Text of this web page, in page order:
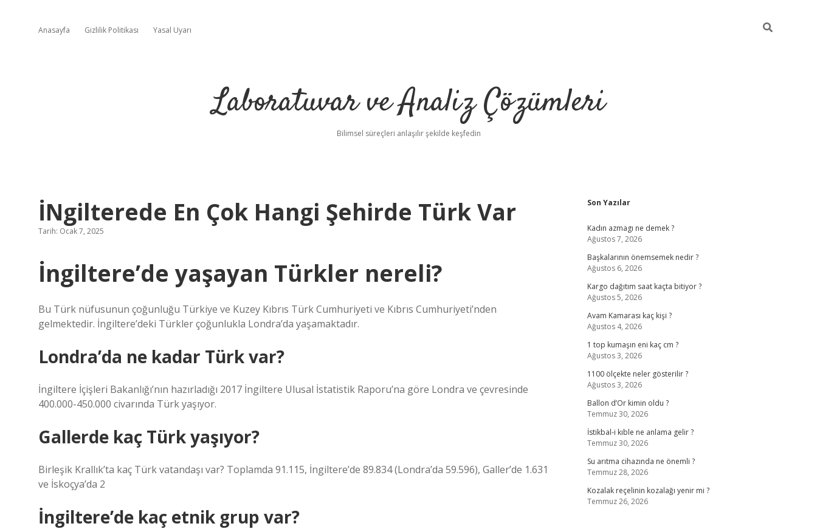
Anasayfa Gizlilik Politikası Yasal Uyarı
Laboratuvar ve Analiz Çözümleri
Bilimsel süreçleri anlaşılır şekilde keşfedin
İNgilterede En Çok Hangi Şehirde Türk Var
Tarih: Ocak 7, 2025
İngiltere’de yaşayan Türkler nereli?
Bu Türk nüfusunun çoğunluğu Türkiye ve Kuzey Kıbrıs Türk Cumhuriyeti ve Kıbrıs Cumhuriyeti’nden
gelmektedir. İngiltere’deki Türkler çoğunlukla Londra’da yaşamaktadır.
Londra’da ne kadar Türk var?
İngiltere İçişleri Bakanlığı’nın hazırladığı 2017 İngiltere Ulusal İstatistik Raporu’na göre Londra ve çevresinde
400.000-450.000 civarında Türk yaşıyor.
Gallerde kaç Türk yaşıyor?
Birleşik Krallık’ta kaç Türk vatandaşı var? Toplamda 91.115, İngiltere’de 89.834 (Londra’da 59.596), Galler’de 1.631
ve İskoçya’da 2
İngiltere’de kaç etnik grup var?
Sidebar
Son Yazılar
Kadın azmagı ne demek ?
Ağustos 7, 2026
Başkalarının önemsemek nedir ?
Ağustos 6, 2026
Kargo dağıtım saat kaçta bitiyor ?
Ağustos 5, 2026
Avam Kamarası kaç kişi ?
Ağustos 4, 2026
1 top kumaşın eni kaç cm ?
Ağustos 3, 2026
1100 ölçekte neler gösterilir ?
Ağustos 3, 2026
Ballon d’Or kimin oldu ?
Temmuz 30, 2026
İstikbal-i kıble ne anlama gelir ?
Temmuz 30, 2026
Su arıtma cihazında ne önemli ?
Temmuz 28, 2026
Kozalak reçelinin kozalağı yenir mi ?
Temmuz 26, 2026